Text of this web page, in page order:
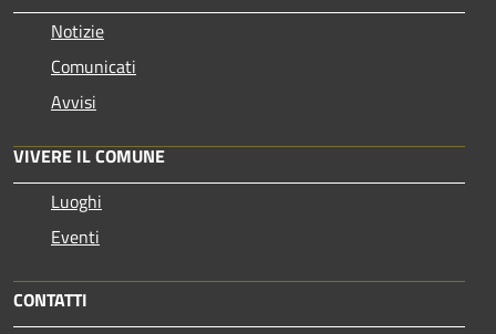
Notizie
Comunicati
Avvisi
VIVERE IL COMUNE
Luoghi
Eventi
CONTATTI